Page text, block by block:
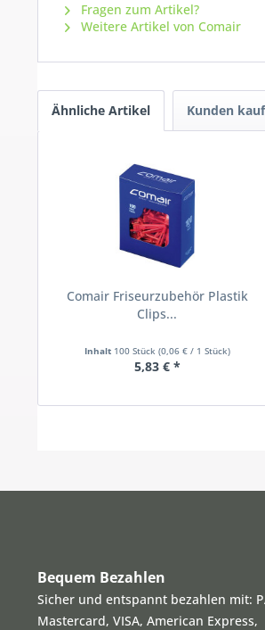
Fragen zum Artikel?
Weitere Artikel von Comair
Ähnliche Artikel Kunden
Comair Friseurzubehör Plastik
Clips...
Inhalt 100 Stück (0,06 € / 1 Stück)
5,83 € *
Bequem Bezahlen
Sicher und entspannt bezahlen mit:
Mastercard, VISA, American Express,